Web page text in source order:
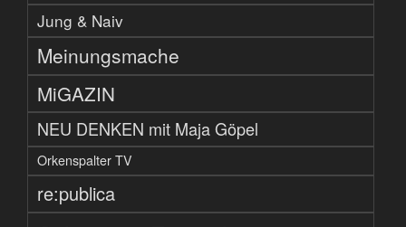
Jung & Naiv
Meinungsmache
MiGAZIN
NEU DENKEN mit Maja Göpel
Orkenspalter TV
re:publica